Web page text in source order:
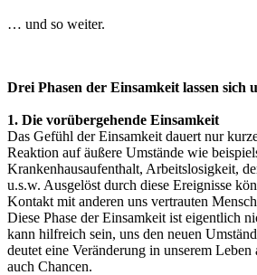
… und so weiter.
Drei Phasen der Einsamkeit lassen sich
1. Die vorübergehende Einsamkeit
Das Gefühl der Einsamkeit dauert nur
Reaktion auf äußere Umstände wie
Krankenhausaufenthalt, Arbeitslosigkeit,
u.s.w. Ausgelöst durch diese Ereignisse
Kontakt mit anderen uns vertrauten
Diese Phase der Einsamkeit ist eigentlich
kann hilfreich sein, uns den neuen
deutet eine Veränderung in unserem Leben
auch Chancen.